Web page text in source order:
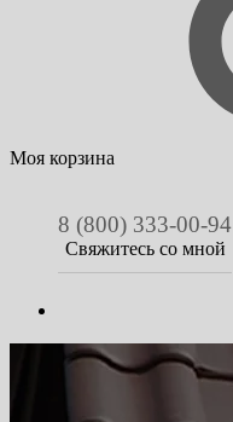
Моя корзина
8 (800) 333-00-94
Свяжитесь со мной